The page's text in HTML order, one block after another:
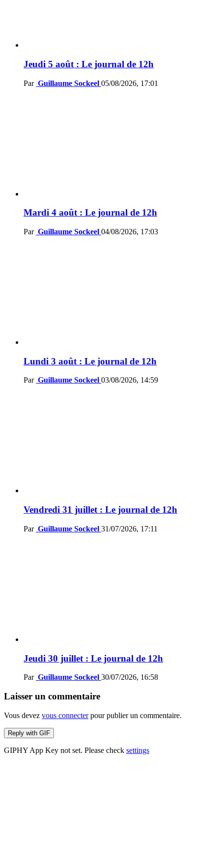
Jeudi 5 août : Le journal de 12h
Par Guillaume Sockeel 05/08/2026, 17:01
Mardi 4 août : Le journal de 12h
Par Guillaume Sockeel 04/08/2026, 17:03
Lundi 3 août : Le journal de 12h
Par Guillaume Sockeel 03/08/2026, 14:59
Vendredi 31 juillet : Le journal de 12h
Par Guillaume Sockeel 31/07/2026, 17:11
Jeudi 30 juillet : Le journal de 12h
Par Guillaume Sockeel 30/07/2026, 16:58
Laisser un commentaire
Vous devez vous connecterpour publier un commentaire.
Reply with GIF
GIPHY App Key not set. Please check settings